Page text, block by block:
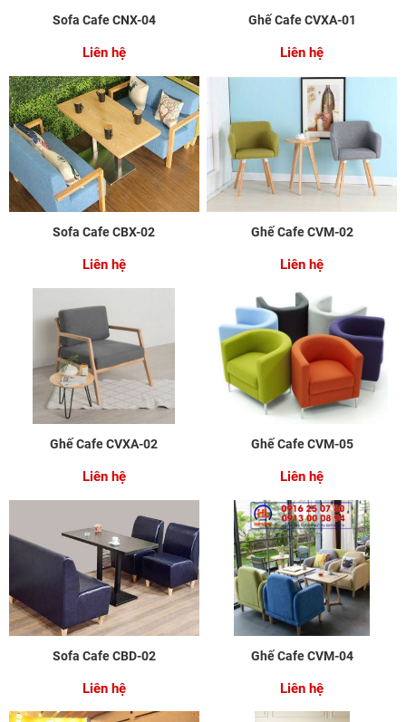
Sofa Cafe CNX-04
Liên hệ
Ghế Cafe CVXA-01
Liên hệ
Sofa Cafe CBX-02
Liên hệ
Ghế Cafe CVM-02
Liên hệ
Ghế Cafe CVXA-02
Liên hệ
Ghế Cafe CVM-05
Liên hệ
Sofa Cafe CBD-02
Liên hệ
Ghế Cafe CVM-04
Liên hệ